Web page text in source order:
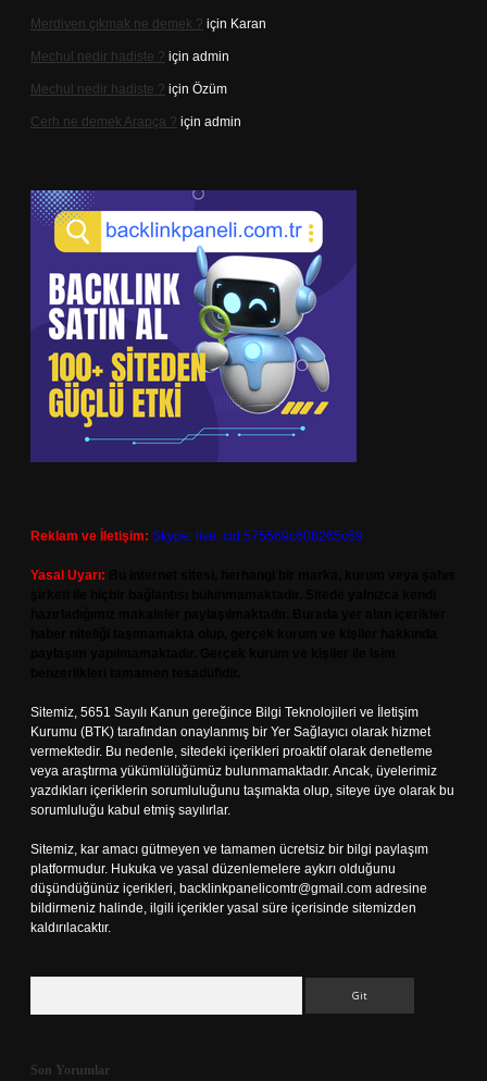
Merdiven çıkmak ne demek ? için Karan
Mechul nedir hadiste ? için admin
Mechul nedir hadiste ? için Özüm
Cerh ne demek Arapça ? için admin
Reklam ve İletişim: Skype: live:.cid.575569c608265c69
Yasal Uyarı:
Sitemiz, 5651 Sayılı Kanun gereğince Bilgi Teknolojileri ve İletişim
Kurumu (BTK) tarafından onaylanmış bir Yer Sağlayıcı olarak hizmet
vermektedir. Bu nedenle, sitedeki içerikleri proaktif olarak denetleme
veya araştırma yükümlülüğümüz bulunmamaktadır. Ancak, üyelerimiz
yazdıkları içeriklerin sorumluluğunu taşımakta olup, siteye üye olarak bu
sorumluluğu kabul etmiş sayılırlar.
Sitemiz, kar amacı gütmeyen ve tamamen ücretsiz bir bilgi paylaşım
platformudur. Hukuka ve yasal düzenlemelere aykırı olduğunu
düşündüğünüz içerikleri, backlinkpanelicomtr@gmail.com adresine
bildirmeniz halinde, ilgili içerikler yasal süre içerisinde sitemizden
kaldırılacaktır.
Son Yorumlar